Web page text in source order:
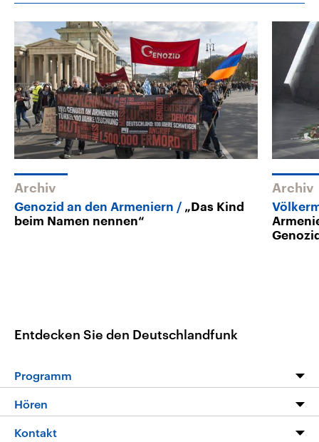
Archiv
Genozid an den Armeniern
„Das Kind
beim Namen nennen“
Archiv
Entdecken Sie den Deutschlandfunk
Programm
Programm
Hören
Livestream
Kontakt